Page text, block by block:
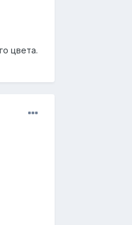
цвета.